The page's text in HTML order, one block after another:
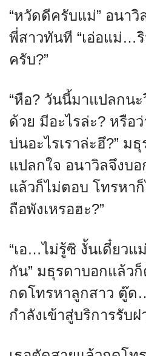
“หวัดดีครับแม่” อนา
พี่สาวทันที “เอ่อแม่…
ครับ?”
“หือ? วันนี้มาแปลกน
ด้วย มีอะไรล่ะ? หรือ
บ่นอะไรเราล่ะฮึ?” ม
แปลกใจ อนาวิลจึงบ
แล้วก็ไม่ตอบ โทรหา
ถือพังเหรอฮะ?”
“เอ…ไม่รู้ซิ งั้นเดี๋ยวแ
กัน” มธุรดาบอกแล้ว
กดโทรหาลูกสาว ตู๊
กำลังเข้าสู่บริการรับ